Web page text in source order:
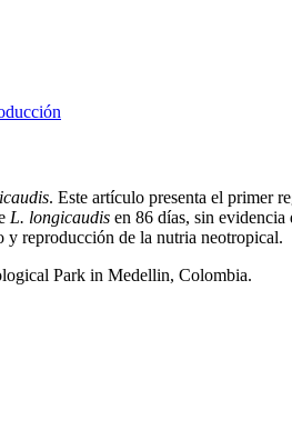
. Este artículo presenta el primer
L. longicaudis en 86 días, sin evidencia
y reproducción de la nutria neotropical.
Park in Medellin, Colombia.